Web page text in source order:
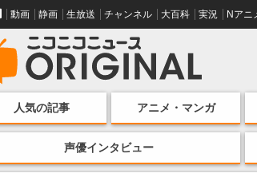
動画 静画 生放送 チャンネル 大百科 実況 Nアニ
人気の記事 アニメ・マンガ
声優インタビュー